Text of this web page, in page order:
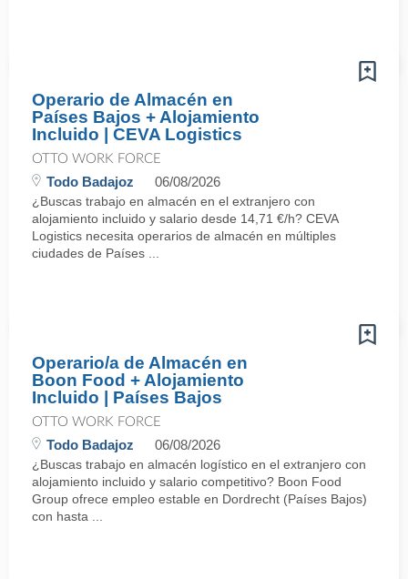
Operario de Almacén en
Países Bajos + Alojamiento
Incluido | CEVA Logistics
OTTO WORK FORCE
Todo Badajoz 06/08/2026
¿Buscas trabajo en almacén en el extranjero con
alojamiento incluido y salario desde 14,71 €/h? CEVA
Logistics necesita operarios de almacén en múltiples
ciudades de Países ...
Operario/a de Almacén en
Boon Food + Alojamiento
Incluido | Países Bajos
OTTO WORK FORCE
Todo Badajoz 06/08/2026
¿Buscas trabajo en almacén logístico en el extranjero con
alojamiento incluido y salario competitivo? Boon Food
Group ofrece empleo estable en Dordrecht (Países Bajos)
con hasta ...